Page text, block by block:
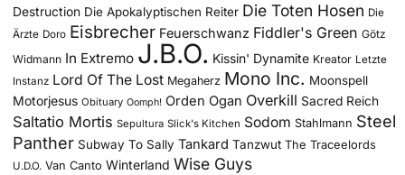
Destruction Die Apokalyptischen Reiter Die Toten Hosen Die
Ärzte Doro Eisbrecher Feuerschwanz Fiddler's Green Götz
Widmann In Extremo J.B.O. Kissin' Dynamite Kreator Letzte
Instanz Lord Of The Lost Megaherz Mono Inc. Moonspell
Motorjesus Obituary Oomph! Orden Ogan Overkill Sacred Reich
Saltatio Mortis Sepultura Slick's Kitchen Sodom Stahlmann Steel
Panther Subway To Sally Tankard Tanzwut The Traceelords
U.D.O. Van Canto Winterland Wise Guys